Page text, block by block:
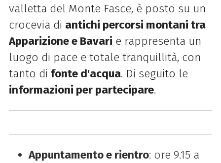
valletta del Monte Fasce, è posto su un
crocevia di antichi percorsi montani tra
Apparizione e Bavari e rappresenta un
luogo di pace e totale tranquillità, con
tanto di fonte d'acqua. Di seguito le
informazioni per partecipare.
Appuntamento e rientro: ore 9.15 a